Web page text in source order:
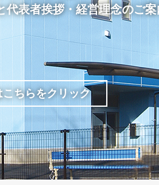
代表者挨拶・経営理念のご案
こちらをクリック